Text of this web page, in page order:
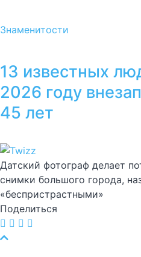
Знаменитости
13 известных
2026 году
45 лет
Датский фотограф делает
снимки большого города,
«беспристрастными»
Поделиться